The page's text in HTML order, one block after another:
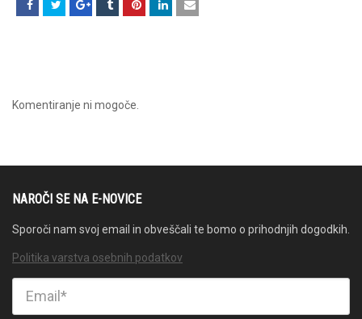
Komentiranje ni mogoče.
NAROČI SE NA E-NOVICE
Sporoči nam svoj email in obveščali te bomo o prihodnjih dogodkih.
Politika varstva osebnih podatkov